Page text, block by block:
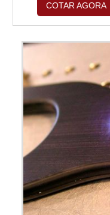
suporte de
acessível em
segurança,
COTAR AGORA